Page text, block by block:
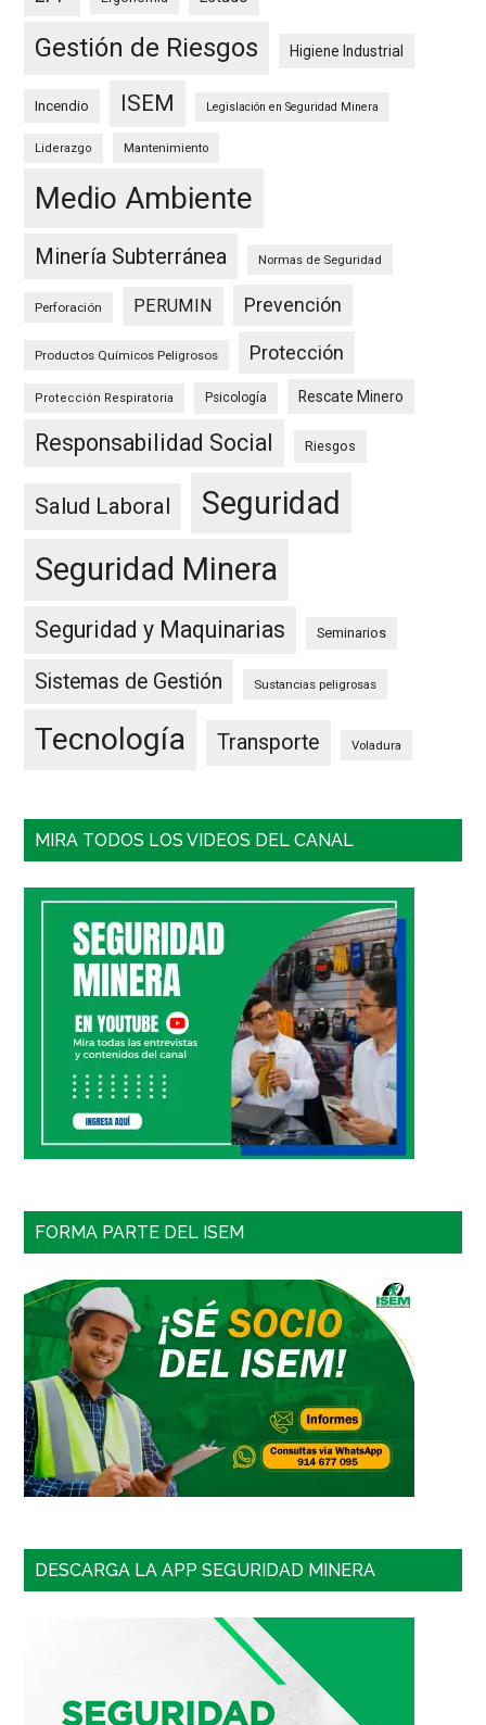
Gestión de Riesgos Higiene Industrial
Incendio ISEM Legislación en Seguridad Minera
Liderazgo Mantenimiento
Medio Ambiente
Minería Subterránea Normas de Seguridad
Perforación PERUMIN Prevención
Productos Químicos Peligrosos Protección
Protección Respiratoria Psicología Rescate Minero
Responsabilidad Social Riesgos
Salud Laboral
Seguridad
Seguridad Minera
Seguridad y Maquinarias Seminarios
Sistemas de Gestión Sustancias peligrosas
Tecnología Transporte Voladura
MIRA TODOS LOS VIDEOS DEL CANAL
FORMA PARTE DEL ISEM
DESCARGA LA APP SEGURIDAD MINERA